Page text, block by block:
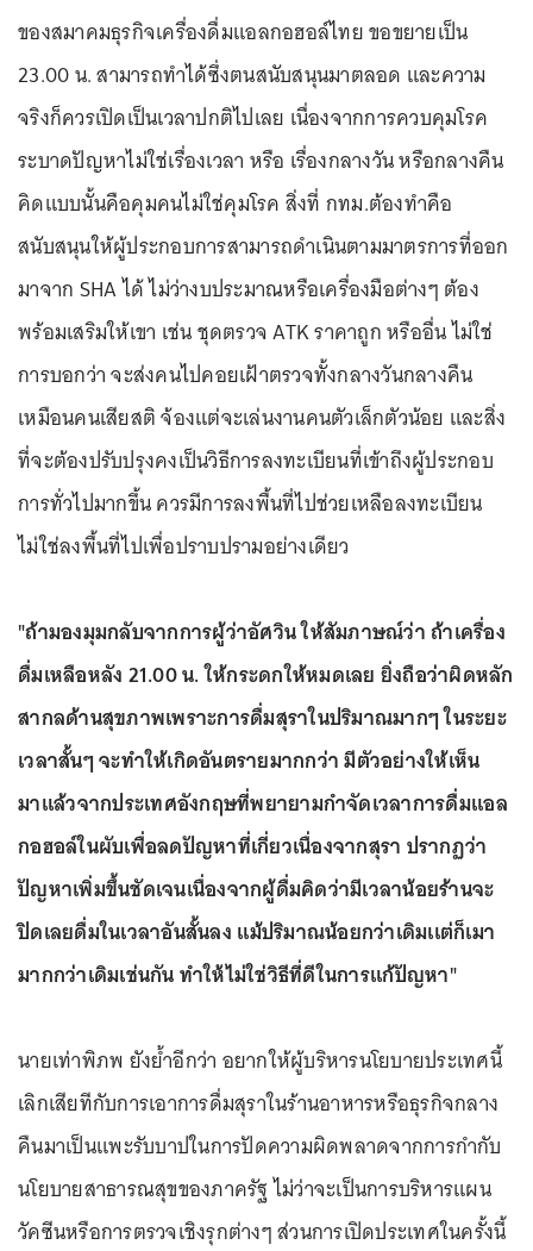
ของสมาคมธุรกิจเครื่องดื่มเเอลกอฮอล์ไทย ขอขยายเป็น
23.00 น. สามารถทำได้ซึ่งตนสนับสนุนมาตลอด และความ
จริงก็ควรเปิดเป็นเวลาปกติไปเลย เนื่องจากการควบคุมโรค
ระบาดปัญหาไม่ใช่เรื่องเวลา หรือ เรื่องกลางวัน หรือกลางคืน
คิดแบบนั้นคือคุมคนไม่ใช่คุมโรค สิ่งที่ กทม.ต้องทำคือ
สนับสนุนให้ผู้ประกอบการสามารถดำเนินตามมาตรการที่ออก
มาจาก SHA ได้ ไม่ว่างบประมาณหรือเครื่องมือต่างๆ ต้อง
พร้อมเสริมให้เขา เช่น ชุดตรวจ ATK ราคาถูก หรืออื่น ไม่ใช่
การบอกว่า จะส่งคนไปคอยเฝ้าตรวจทั้งกลางวันกลางคืน
เหมือนคนเสียสติ จ้องแต่จะเล่นงานคนตัวเล็กตัวน้อย และสิ่ง
ที่จะต้องปรับปรุงคงเป็นวิธีการลงทะเบียนที่เข้าถึงผู้ประกอบ
การทั่วไปมากขึ้น ควรมีการลงพื้นที่ไปช่วยเหลือลงทะเบียน
ไม่ใช่ลงพื้นที่ไปเพื่อปราบปรามอย่างเดียว
"ถ้ามองมุมกลับจากการผู้ว่าอัศวิน ให้สัมภาษณ์ว่า ถ้าเครื่อง
ดื่มเหลือหลัง 21.00 น. ให้กระดกให้หมดเลย ยิ่งถือว่าผิดหลัก
สากลด้านสุขภาพเพราะการดื่มสุราในปริมาณมากๆ ในระยะ
เวลาสั้นๆ จะทำให้เกิดอันตรายมากกว่า มีตัวอย่างให้เห็น
มาเเล้วจากประเทศอังกฤษที่พยายามกำจัดเวลาการดื่มเเอล
กอฮอล์ในผับเพื่อลดปัญหาที่เกี่ยวเนื่องจากสุรา ปรากฏว่า
ปัญหาเพิ่มขึ้นชัดเจนเนื่องจากผู้ดื่มคิดว่ามีเวลาน้อยร้านจะ
ปิดเลยดื่มในเวลาอันสั้นลง เเม้ปริมาณน้อยกว่าเดิมเเต่ก็เมา
มากกว่าเดิมเช่นกัน ทำให้ไม่ใช่วิธีที่ดีในการเเก้ปัญหา"
นายเท่าพิภพ ยังย้ำอีกว่า อยากให้ผู้บริหารนโยบายประเทศนี้
เลิกเสียทีกับการเอาการดื่มสุราในร้านอาหารหรือธุรกิจกลาง
คืนมาเป็นเเพะรับบาปในการปัดความผิดพลาดจากการกำกับ
นโยบายสาธารณสุขของภาครัฐ ไม่ว่าจะเป็นการบริหารแผน
วัคซีนหรือการตรวจเชิงรุกต่างๆ ส่วนการเปิดประเทศในครั้งนี้